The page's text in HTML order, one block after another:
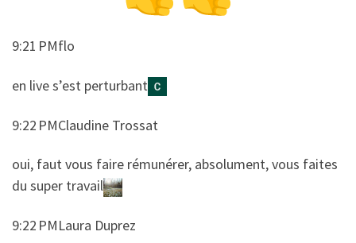
9:21 PMflo
​​en live s’est perturbant
9:22 PMClaudine Trossat
​​oui, faut vous faire rémunérer, absolument, vous faites
du super travail
9:22 PMLaura Duprez